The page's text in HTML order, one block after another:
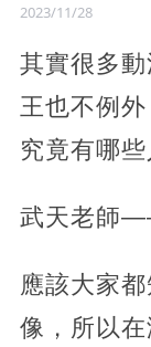
2023/11/28
其實很多
王也不例外
究竟有哪
武天老師
應該大家
像，所以